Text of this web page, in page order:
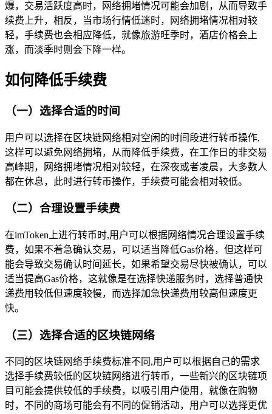
爆，交易活跃度高时，网络拥堵情况可能会加剧，从而导致手
续费上升，相反，当市场行情低迷时，网络拥堵情况相对较
轻，手续费也会相应降低，就像旅游旺季时，酒店价格会上
涨，而淡季时则会下降一样。
如何降低手续费
（一）选择合适的时间
用户可以选择在区块链网络相对空闲的时间段进行转币操作,
这样可以避免网络拥堵，从而降低手续费，在工作日的非交易
高峰期，网络拥堵情况相对较轻，在深夜或者凌晨，大多数人
都在休息，此时进行转币操作，手续费可能会相对较低。
（二）合理设置手续费
在imToken上进行转币时,用户可以根据网络情况合理设置手续
费，如果不着急确认交易，可以适当降低Gas价格，但这样可
能会导致交易确认时间延长，如果希望交易尽快被确认，可以
适当提高Gas价格，这就像是在选择快递服务时，选择普通快
递费用较低但速度较慢，而选择加急快递费用较高但速度更
快。
（三）选择合适的区块链网络
不同的区块链网络手续费标准不同,用户可以根据自己的需求
选择手续费较低的区块链网络进行转币，一些新兴的区块链项
目可能会提供较低的手续费，以吸引用户使用，就像在购物
时，不同的商场可能会有不同的促销活动，用户可以选择更优